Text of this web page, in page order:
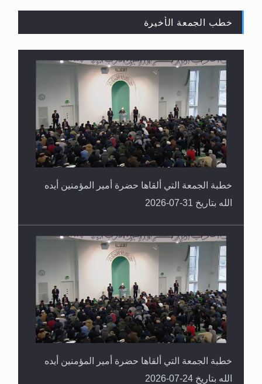
القرآن قاضٍ وحكمٌ على السنة ومهيمنٌ عليها.. ليس
العكس
خطب الجمعة الأخيرة
خطبة الجمعة التي ألقاها حضرة أمير المؤمنين أيده
الله بتاريخ 31-07-2026
خطبة الجمعة التي ألقاها حضرة أمير المؤمنين أيده
الله بتاريخ 24-07-2026